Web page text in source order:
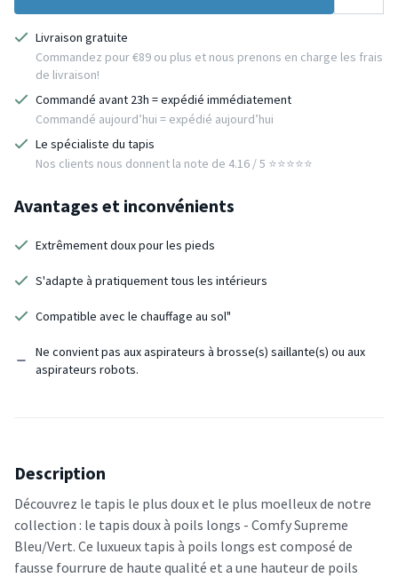
Livraison gratuite
Commandez pour €89 ou plus et nous prenons en charge les frais
de livraison!
Commandé avant 23h = expédié immédiatement
Commandé aujourd’hui = expédié aujourd’hui
Le spécialiste du tapis
Nos clients nous donnent la note de 4.16 / 5 ⭐️⭐️⭐️⭐️⭐️
Avantages et inconvénients
Extrêmement doux pour les pieds
S'adapte à pratiquement tous les intérieurs
Compatible avec le chauffage au sol"
Ne convient pas aux aspirateurs à brosse(s) saillante(s) ou aux
aspirateurs robots.
Description
Découvrez le tapis le plus doux et le plus moelleux de notre
collection : le tapis doux à poils longs - Comfy Supreme
Bleu/Vert. Ce luxueux tapis à poils longs est composé de
fausse fourrure de haute qualité et a une hauteur de poils